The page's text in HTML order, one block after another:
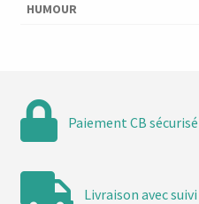
HUMOUR
Paiement CB sécurisé
Livraison avec suivi